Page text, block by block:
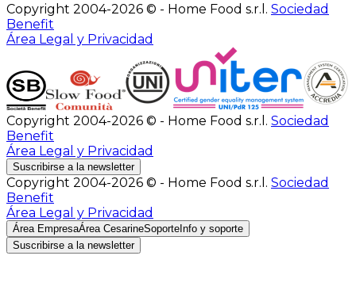
Copyright 2004-2026 © - Home Food s.r.l. Sociedad
Benefit
Área Legal y Privacidad
Copyright 2004-2026 © - Home Food s.r.l. Sociedad
Benefit
Área Legal y Privacidad
Suscribirse a la newsletter
Copyright 2004-2026 © - Home Food s.r.l. Sociedad
Benefit
Área Legal y Privacidad
Área EmpresaÁrea CesarineSoporte Info y soporte
Suscribirse a la newsletter